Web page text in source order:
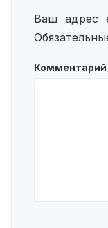
Ваш адрес
Комментарий